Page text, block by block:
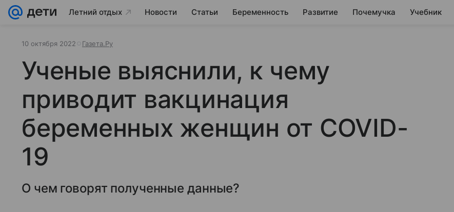
Летний отдых Новости Статьи Беременность Развитие Почемучка Учебник
10 октября 2022 Газета.Ру
Ученые выяснили, к чему
приводит вакцинация
беременных женщин от COVID-
19
О чем говорят полученные данные?